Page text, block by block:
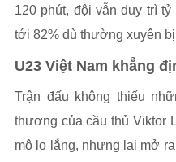
120 phút, đội vẫn duy trì
tới 82% dù thường xuyên
U23 Việt Nam khẳng
Trận đấu không thiếu
thương của cầu thủ Viktor
mộ lo lắng, nhưng lại mở